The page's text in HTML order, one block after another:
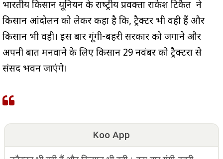
भारतीय किसान यूनियन के राष्‍ट्रीय प्रवक्‍ता राकेश टिकैत ने
किसान आंदोलन को लेकर कहा है कि, ट्रैक्टर भी वही हैं और
किसान भी वही। इस बार गूंगी-बहरी सरकार को जगाने और
अपनी बात मनवाने के लिए किसान 29 नवंबर को ट्रैक्टरों से
संसद भवन जाएंगे।
Koo App